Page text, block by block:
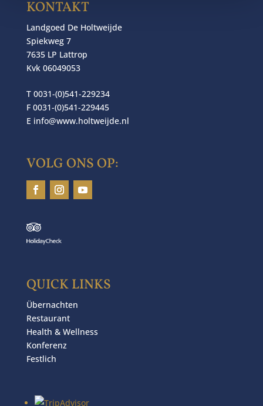
KONTAKT
Landgoed De Holtweijde
Spiekweg 7
7635 LP Lattrop
Kvk 06049053
T 0031-(0)541-229234
F 0031-(0)541-229445
E info@www.holtweijde.nl
VOLG ONS OP:
QUICK LINKS
Übernachten
Restaurant
Health & Wellness
Konferenz
Festlich